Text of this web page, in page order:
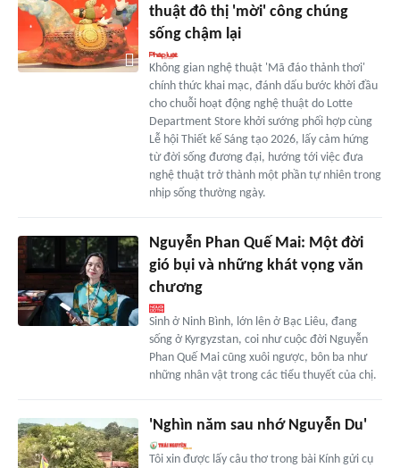
thuật đô thị 'mời' công chúng
sống chậm lại
Không gian nghệ thuật 'Mã đáo thảnh thơi'
chính thức khai mạc, đánh dấu bước khởi đầu
cho chuỗi hoạt động nghệ thuật do Lotte
Department Store khởi sướng phối hợp cùng
Lễ hội Thiết kế Sáng tạo 2026, lấy cảm hứng
từ đời sống đương đại, hướng tới việc đưa
nghệ thuật trở thành một phần tự nhiên trong
nhịp sống thường ngày.
Nguyễn Phan Quế Mai: Một đời
gió bụi và những khát vọng văn
chương
Sinh ở Ninh Bình, lớn lên ở Bạc Liêu, đang
sống ở Kyrgyzstan, coi như cuộc đời Nguyễn
Phan Quế Mai cũng xuôi ngược, bôn ba như
những nhân vật trong các tiểu thuyết của chị.
'Nghìn năm sau nhớ Nguyễn Du'
Tôi xin được lấy câu thơ trong bài Kính gửi cụ